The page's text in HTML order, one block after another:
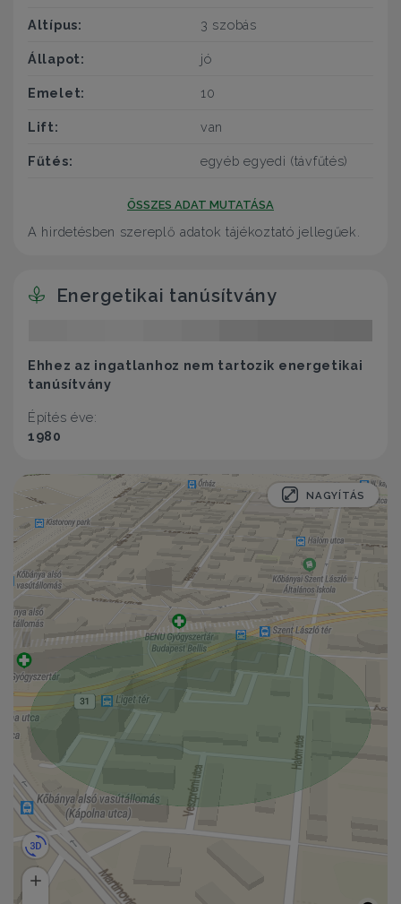
Altípus: 3 szobás
Állapot: jó
Emelet: 10
Lift: van
Fűtés: egyéb egyedi (távfűtés)
ÖSSZES ADAT MUTATÁSA
A hirdetésben szereplő adatok tájékoztató jellegűek.
Energetikai tanúsítvány
Ehhez az ingatlanhoz nem tartozik energetikai
tanúsítvány
Építés éve:
1980
NAGYÍTÁS